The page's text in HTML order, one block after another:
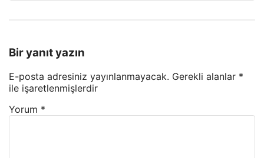
Bir yanıt yazın
E-posta adresiniz yayınlanmayacak. Gerekli alanlar *
ile işaretlenmişlerdir
Yorum *